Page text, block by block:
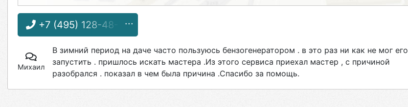
+7 (495) 128-48-72
Михаил
В зимний период на даче часто пользуюсь бензогенератором . в это раз ни как не мог его
запустить . пришлось искать мастера .Из этого сервиса приехал мастер , с причиной
разобрался . показал в чем была причина .Спасибо за помощь.